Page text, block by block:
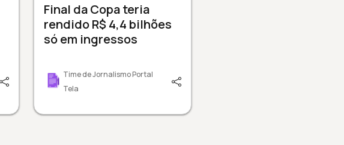
Final da Copa teria
rendido R$ 4,4 bilhões
só em ingressos
Time de Jornalismo Portal
Tela